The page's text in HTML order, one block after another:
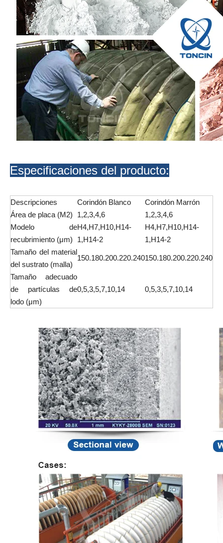
Especificaciones del producto:
Descripciones Corindón Blanco
Corindón Marrón
Área de placa (M2)
1,2,3,4,6
1,2,3,4,6
Modelo de
recubrimiento (μm)
H4,H7,H10,H14-
1,H14-2
H4,H7,H10,H14-
1,H14-2
Tamaño del material
del sustrato (malla)
150.180.200.220.240150.180.200.220.240
Tamaño adecuado
de partículas de
lodo (μm)
0,5,3,5,7,10,14 0,5,3,5,7,10,14